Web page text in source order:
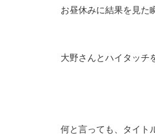
お昼休みに結果を見た
大野さんとハイタッチ
何と言っても、タイト